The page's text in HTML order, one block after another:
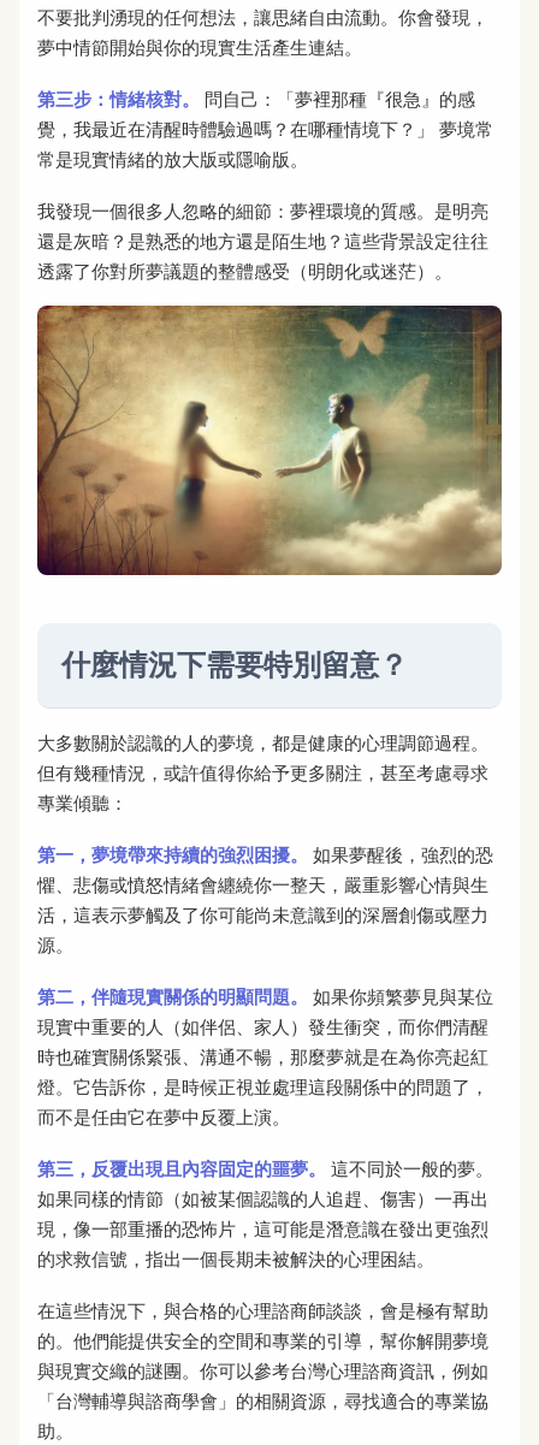
不要批判湧現的任何想法，讓思緒自由流動。你會發現，
夢中情節開始與你的現實生活產生連結。
第三步：情緒核對。
問自己：「夢裡那種『很急』的感
覺，我最近在清醒時體驗過嗎？在哪種情境下？」 夢境常
常是現實情緒的放大版或隱喻版。
我發現一個很多人忽略的細節：夢裡環境的質感。是明亮
還是灰暗？是熟悉的地方還是陌生地？這些背景設定往往
透露了你對所夢議題的整體感受（明朗化或迷茫）。
什麼情況下需要特別留意？
大多數關於認識的人的夢境，都是健康的心理調節過程。
但有幾種情況，或許值得你給予更多關注，甚至考慮尋求
專業傾聽：
第一，夢境帶來持續的強烈困擾。
如果夢醒後，強烈的恐
懼、悲傷或憤怒情緒會纏繞你一整天，嚴重影響心情與生
活，這表示夢觸及了你可能尚未意識到的深層創傷或壓力
源。
第二，伴隨現實關係的明顯問題。
如果你頻繁夢見與某位
現實中重要的人（如伴侶、家人）發生衝突，而你們清醒
時也確實關係緊張、溝通不暢，那麼夢就是在為你亮起紅
燈。它告訴你，是時候正視並處理這段關係中的問題了，
而不是任由它在夢中反覆上演。
第三，反覆出現且內容固定的噩夢。
這不同於一般的夢。
如果同樣的情節（如被某個認識的人追趕、傷害）一再出
現，像一部重播的恐怖片，這可能是潛意識在發出更強烈
的求救信號，指出一個長期未被解決的心理困結。
在這些情況下，與合格的心理諮商師談談，會是極有幫助
的。他們能提供安全的空間和專業的引導，幫你解開夢境
與現實交織的謎團。你可以參考台灣心理諮商資訊，例如
「台灣輔導與諮商學會」的相關資源，尋找適合的專業協
助。